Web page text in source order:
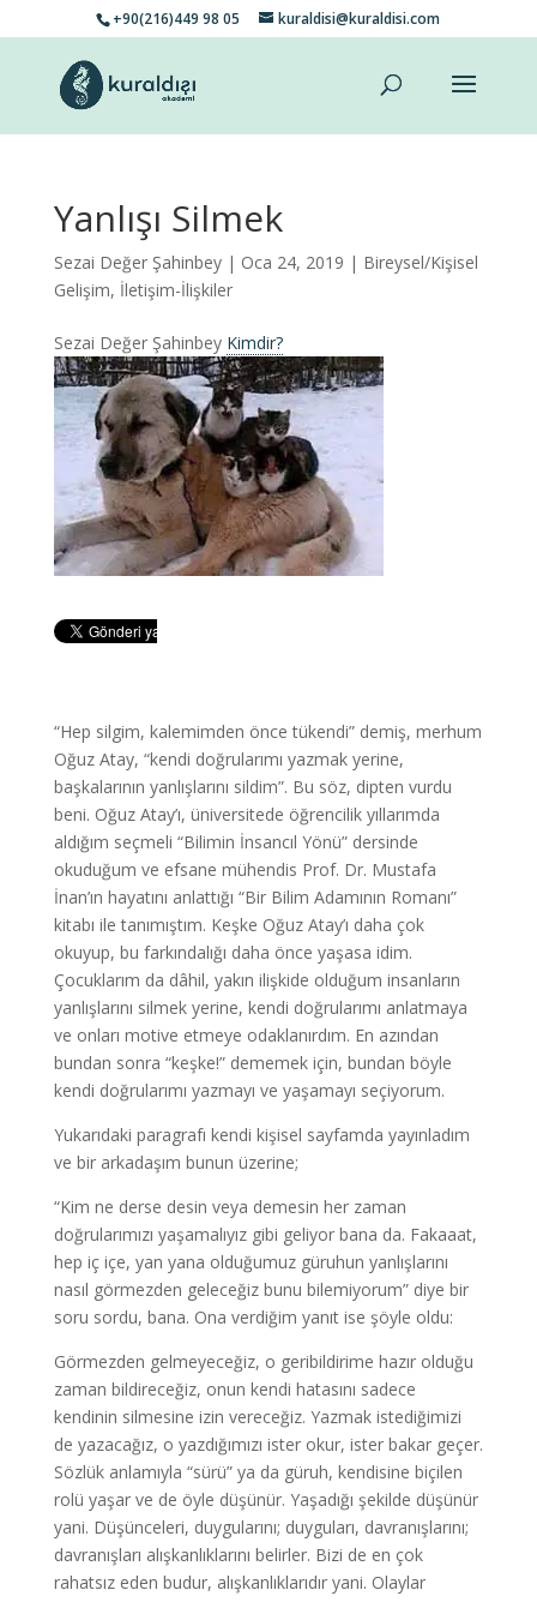
+90(216)449 98 05 kuraldisi@kuraldisi.com
Yanlışı Silmek
Sezai Değer Şahinbey| Oca 24, 2019 | Bireysel/Kişisel
Gelişim, İletişim-İlişkiler
Sezai Değer Şahinbey Kimdir?
“Hep silgim, kalemimden önce tükendi” demiş, merhum
Oğuz Atay, “kendi doğrularımı yazmak yerine,
başkalarının yanlışlarını sildim”. Bu söz, dipten vurdu
beni. Oğuz Atay’ı, üniversitede öğrencilik yıllarımda
aldığım seçmeli “Bilimin İnsancıl Yönü” dersinde
okuduğum ve efsane mühendis Prof. Dr. Mustafa
İnan’ın hayatını anlattığı “Bir Bilim Adamının Romanı”
kitabı ile tanımıştım. Keşke Oğuz Atay’ı daha çok
okuyup, bu farkındalığı daha önce yaşasa idim.
Çocuklarım da dâhil, yakın ilişkide olduğum insanların
yanlışlarını silmek yerine, kendi doğrularımı anlatmaya
ve onları motive etmeye odaklanırdım. En azından
bundan sonra “keşke!” dememek için, bundan böyle
kendi doğrularımı yazmayı ve yaşamayı seçiyorum.
Yukarıdaki paragrafı kendi kişisel sayfamda yayınladım
ve bir arkadaşım bunun üzerine;
“Kim ne derse desin veya demesin her zaman
doğrularımızı yaşamalıyız gibi geliyor bana da. Fakaaat,
hep iç içe, yan yana olduğumuz güruhun yanlışlarını
nasıl görmezden geleceğiz bunu bilemiyorum” diye bir
soru sordu, bana. Ona verdiğim yanıt ise şöyle oldu:
Görmezden gelmeyeceğiz, o geribildirime hazır olduğu
zaman bildireceğiz, onun kendi hatasını sadece
kendinin silmesine izin vereceğiz. Yazmak istediğimizi
de yazacağız, o yazdığımızı ister okur, ister bakar geçer.
Sözlük anlamıyla “sürü” ya da güruh, kendisine biçilen
rolü yaşar ve de öyle düşünür. Yaşadığı şekilde düşünür
yani. Düşünceleri, duygularını; duyguları, davranışlarını;
davranışları alışkanlıklarını belirler. Bizi de en çok
rahatsız eden budur, alışkanlıklarıdır yani. Olaylar